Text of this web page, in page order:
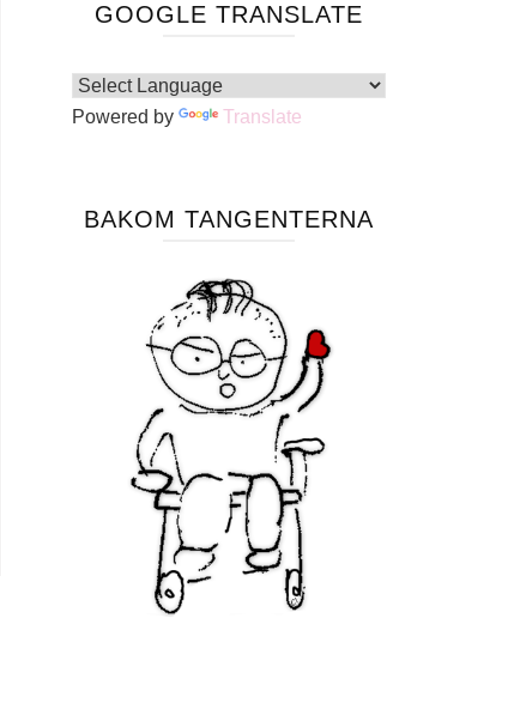
GOOGLE TRANSLATE
Powered by Translate
BAKOM TANGENTERNA